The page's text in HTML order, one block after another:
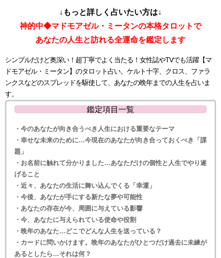
↓もっと詳しく占いたい方は↓
神的中◆マドモアゼル・ミータンの本格タロットで
あなたの人生と訪れる全運命を鑑定します
シンプルだけど奥深い！超丁寧でよく当たる！女性誌やTVでも活躍【マ
ドモアゼル・ミータン】のタロット占い。ケルト十字、クロス、ファラ
ンクスなどのスプレッドを駆使して、あなたの晩年までの人生を占いま
す。
鑑定項目一覧
・今のあなたが向き合うべき人生における重要なテーマ
・幸せな未来のために…今現在のあなたが向き合っておくべき「課
題」
・お名前に触れて分かりました…あなただけの個性と人生でやり遂
げること
・近々、あなたの生活に舞い込んでくる「幸運」
・今後、あなたが手にする新たな夢や可能性
・あなたの存在が今、周囲に与えている影響
・今、あなたに与えられている使命や役割
・晩年のあなた…どこでどんな人生を送っている？
・カードに問いかけます。晩年のあなたがひとつだけ過去に未練が
あるとしたら…それは何？